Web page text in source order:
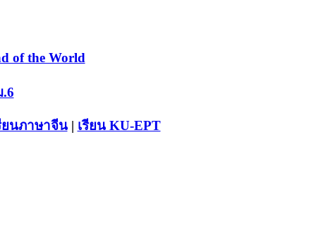
of the World
.6
ยนภาษาจีน| เรียน KU-EPT